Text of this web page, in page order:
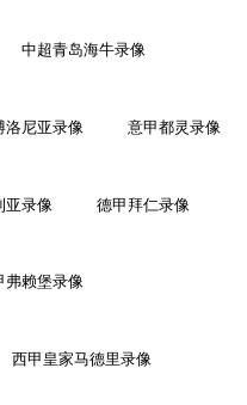
中超青岛海牛录像
洛尼亚录像 意甲都灵录像
亚录像 德甲拜仁录像
弗赖堡录像
西甲皇家马德里录像